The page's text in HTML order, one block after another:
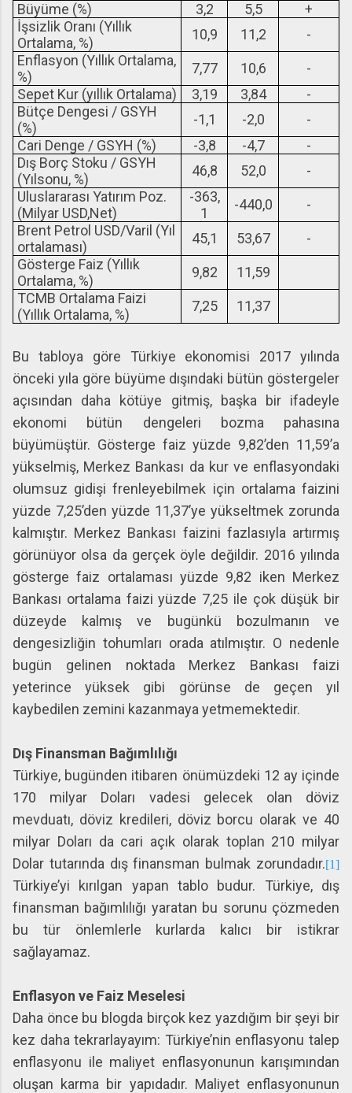
Büyüme (%)
3,2 5,5
+
İşsizlik Oranı (Yıllık
Ortalama, %)
10,9 11,2
-
Enflasyon (Yıllık Ortalama,
%)
7,77 10,6
-
Sepet Kur (yıllık Ortalama)
3,19 3,84
-
Bütçe Dengesi / GSYH
(%)
-1,1 -2,0
-
Cari Denge / GSYH (%)
-3,8 -4,7
-
Dış Borç Stoku / GSYH
(Yılsonu, %)
46,8 52,0
-
Uluslararası Yatırım Poz.
(Milyar USD,Net)
-363,
1
-440,0
-
Brent Petrol USD/Varil (Yıl
ortalaması)
45,1 53,67
-
Gösterge Faiz (Yıllık
Ortalama, %)
9,82
11,59
TCMB Ortalama Faizi
(Yıllık Ortalama, %)
7,25 11,37
Bu tabloya göre Türkiye ekonomisi 2017 yılında
önceki yıla göre büyüme dışındaki bütün göstergeler
açısından daha kötüye gitmiş, başka bir ifadeyle
ekonomi bütün dengeleri bozma pahasına
büyümüştür. Gösterge faiz yüzde 9,82’den 11,59’a
yükselmiş, Merkez Bankası da kur ve enflasyondaki
olumsuz gidişi frenleyebilmek için ortalama faizini
yüzde 7,25’den yüzde 11,37’ye yükseltmek zorunda
kalmıştır. Merkez Bankası faizini fazlasıyla artırmış
görünüyor olsa da gerçek öyle değildir. 2016 yılında
gösterge faiz ortalaması yüzde 9,82 iken Merkez
Bankası ortalama faizi yüzde 7,25 ile çok düşük bir
düzeyde kalmış ve bugünkü bozulmanın ve
dengesizliğin tohumları orada atılmıştır. O nedenle
bugün gelinen noktada Merkez Bankası faizi
yeterince yüksek gibi görünse de geçen yıl
kaybedilen zemini kazanmaya yetmemektedir.
Dış Finansman Bağımlılığı
Türkiye, bugünden itibaren önümüzdeki 12 ay içinde
170 milyar Doları vadesi gelecek olan döviz
mevduatı, döviz kredileri, döviz borcu olarak ve 40
milyar Doları da cari açık olarak toplan 210 milyar
Dolar tutarında dış finansman bulmak zorundadır.[1]
Türkiye’yi kırılgan yapan tablo budur. Türkiye, dış
finansman bağımlılığı yaratan bu sorunu çözmeden
bu tür önlemlerle kurlarda kalıcı bir istikrar
sağlayamaz.
Enflasyon ve Faiz Meselesi
Daha önce bu blogda birçok kez yazdığım bir şeyi bir
kez daha tekrarlayayım: Türkiye’nin enflasyonu talep
enflasyonu ile maliyet enflasyonunun karışımından
oluşan karma bir yapıdadır. Maliyet enflasyonunun